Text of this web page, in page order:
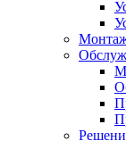
Монтаж